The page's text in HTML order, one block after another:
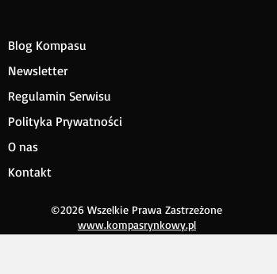
Blog Kompasu
Newsletter
Regulamin Serwisu
Polityka Prywatności
O nas
Kontakt
©2026 Wszelkie Prawa Zastrzeżone
www.kompasrynkowy.pl